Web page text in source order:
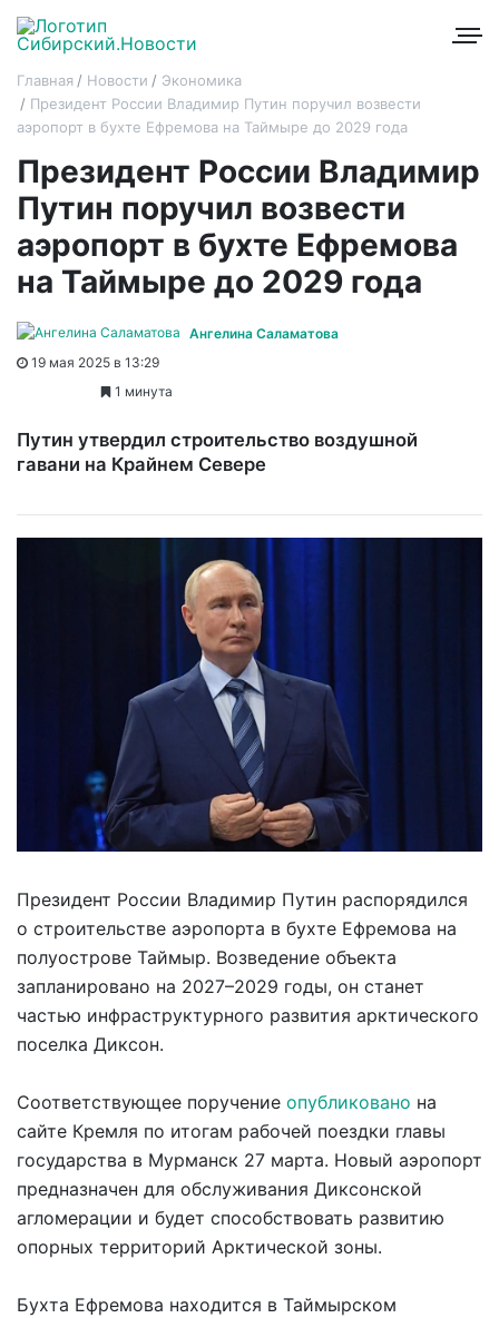
Главная Новости
Экономика
Президент России Владимир Путин поручил возвести
аэропорт в бухте Ефремова на Таймыре до 2029 года
Президент России Владимир
Путин поручил возвести
аэропорт в бухте Ефремова
на Таймыре до 2029 года
Ангелина Саламатова
19 мая 2025 в 13:29
1 минута
Путин утвердил строительство воздушной
гавани на Крайнем Севере
Президент России Владимир Путин распорядился
о строительстве аэропорта в бухте Ефремова на
полуострове Таймыр. Возведение объекта
запланировано на 2027–2029 годы, он станет
частью инфраструктурного развития арктического
поселка Диксон.
Соответствующее поручение опубликовано на
сайте Кремля по итогам рабочей поездки главы
государства в Мурманск 27 марта. Новый аэропорт
предназначен для обслуживания Диксонской
агломерации и будет способствовать развитию
опорных территорий Арктической зоны.
Бухта Ефремова находится в Таймырском